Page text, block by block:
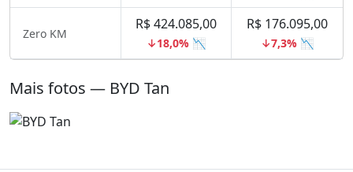
Zero KM
R$ 424.085,00
↓18,0% 📉
R$ 176.095,00
↓7,3% 📉
Mais fotos — BYD Tan